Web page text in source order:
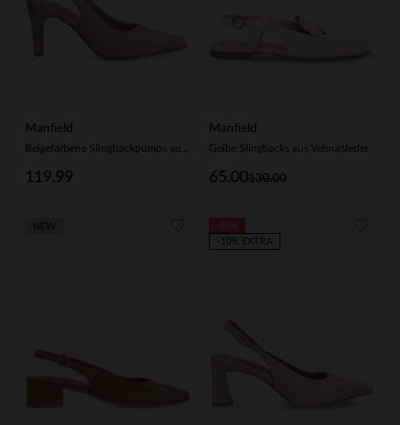
Manfield
119.99
Manfield
Gelbe Slingbacks aus Veloursleder
130.00
65.00
-10% EXTRA